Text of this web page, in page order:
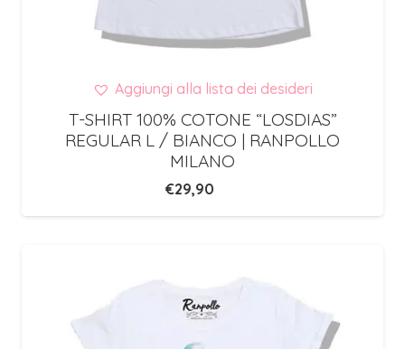
Aggiungi alla lista dei desideri
T-SHIRT 100% COTONE “LOSDIAS”
REGULAR L / BIANCO | RANPOLLO
MILANO
€29,90